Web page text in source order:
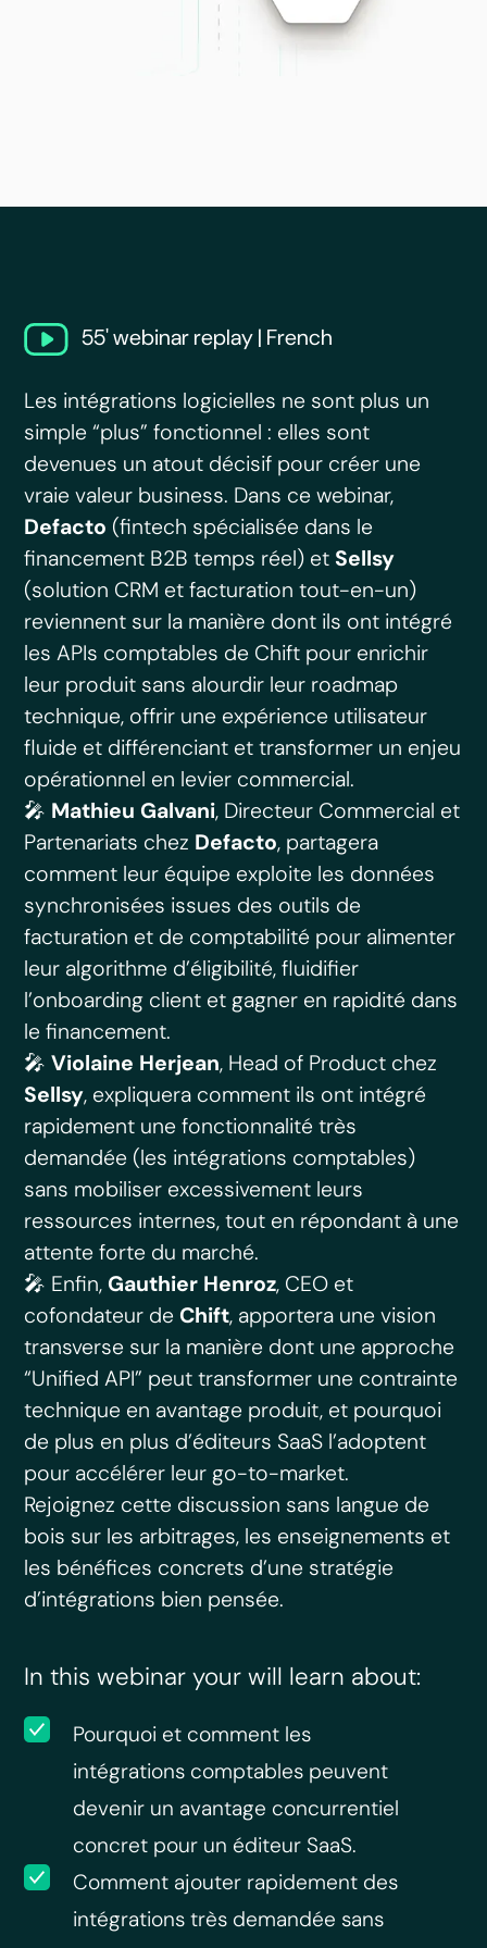
55' webinar replay | French
Les intégrations logicielles ne sont plus un
simple “plus” fonctionnel : elles sont
devenues un atout décisif pour créer une
vraie valeur business. Dans ce webinar,
Defacto (fintech spécialisée dans le
financement B2B temps réel) et Sellsy
(solution CRM et facturation tout-en-un)
reviennent sur la manière dont ils ont intégré
les APIs comptables de Chift pour enrichir
leur produit sans alourdir leur roadmap
technique, offrir une expérience utilisateur
fluide et différenciant et transformer un enjeu
opérationnel en levier commercial.
🎤 Mathieu Galvani, Directeur Commercial et
Partenariats chez Defacto, partagera
comment leur équipe exploite les données
synchronisées issues des outils de
facturation et de comptabilité pour alimenter
leur algorithme d’éligibilité, fluidifier
l’onboarding client et gagner en rapidité dans
le financement.
🎤Violaine Herjean, Head of Product chez
Sellsy, expliquera comment ils ont intégré
rapidement une fonctionnalité très
demandée (les intégrations comptables)
sans mobiliser excessivement leurs
ressources internes, tout en répondant à une
attente forte du marché.
🎤 Enfin, Gauthier Henroz, CEO et
cofondateur de Chift, apportera une vision
transverse sur la manière dont une approche
“Unified API” peut transformer une contrainte
technique en avantage produit, et pourquoi
de plus en plus d’éditeurs SaaS l’adoptent
pour accélérer leur go-to-market.
Rejoignez cette discussion sans langue de
bois sur les arbitrages, les enseignements et
les bénéfices concrets d’une stratégie
d’intégrations bien pensée.
In this webinar your will learn about:
Pourquoi et comment les
intégrations comptables peuvent
devenir un avantage concurrentiel
concret pour un éditeur SaaS.
Comment ajouter rapidement des
intégrations très demandée sans